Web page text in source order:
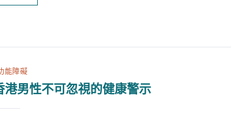
能障礙
男性不可忽視的健康警示